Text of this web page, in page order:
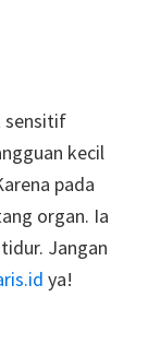
sensitif
kecil
pada
organ. Ia
Jangan
ya!